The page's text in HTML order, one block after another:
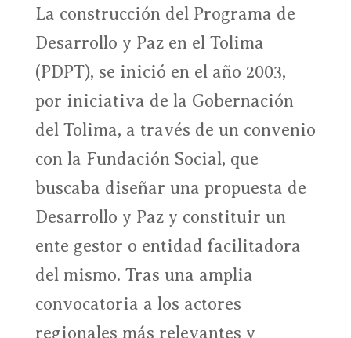
La construcción del Programa de
Desarrollo y Paz en el Tolima
(PDPT), se inició en el año 2003,
por iniciativa de la Gobernación
del Tolima, a través de un convenio
con la Fundación Social, que
buscaba diseñar una propuesta de
Desarrollo y Paz y constituir un
ente gestor o entidad facilitadora
del mismo. Tras una amplia
convocatoria a los actores
regionales más relevantes y